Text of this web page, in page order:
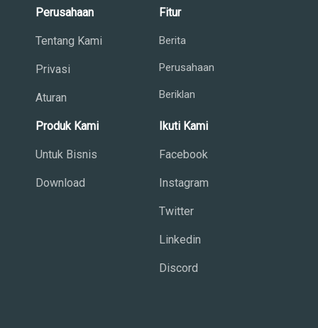
Perusahaan
Tentang Kami
Privasi
Aturan
Fitur
Berita
Perusahaan
Beriklan
Produk Kami
Untuk Bisnis
Download
Ikuti Kami
Facebook
Instagram
Twitter
Linkedin
Discord